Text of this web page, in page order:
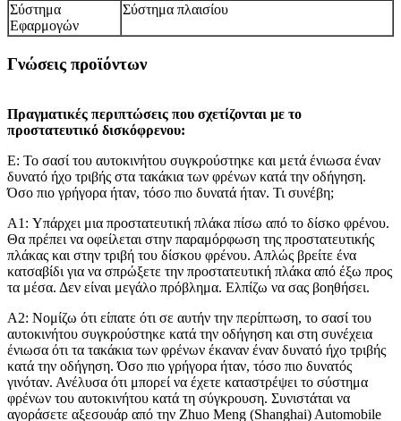
Σύστημα
Εφαρμογών
Σύστημα πλαισίου
Γνώσεις προϊόντων
Πραγματικές περιπτώσεις που σχετίζονται με το
προστατευτικό δισκόφρενου:
Ε: Το σασί του αυτοκινήτου συγκρούστηκε και μετά ένιωσα έναν
δυνατό ήχο τριβής στα τακάκια των φρένων κατά την οδήγηση.
Όσο πιο γρήγορα ήταν, τόσο πιο δυνατά ήταν. Τι συνέβη;
A1: Υπάρχει μια προστατευτική πλάκα πίσω από το δίσκο φρένου.
Θα πρέπει να οφείλεται στην παραμόρφωση της προστατευτικής
πλάκας και στην τριβή του δίσκου φρένου. Απλώς βρείτε ένα
κατσαβίδι για να σπρώξετε την προστατευτική πλάκα από έξω προς
τα μέσα. Δεν είναι μεγάλο πρόβλημα. Ελπίζω να σας βοηθήσει.
A2: Νομίζω ότι είπατε ότι σε αυτήν την περίπτωση, το σασί του
αυτοκινήτου συγκρούστηκε κατά την οδήγηση και στη συνέχεια
ένιωσα ότι τα τακάκια των φρένων έκαναν έναν δυνατό ήχο τριβής
κατά την οδήγηση. Όσο πιο γρήγορα ήταν, τόσο πιο δυνατός
γινόταν. Ανέλυσα ότι μπορεί να έχετε καταστρέψει το σύστημα
φρένων του αυτοκινήτου κατά τη σύγκρουση. Συνιστάται να
αγοράσετε αξεσουάρ από την Zhuo Meng (Shanghai) Automobile